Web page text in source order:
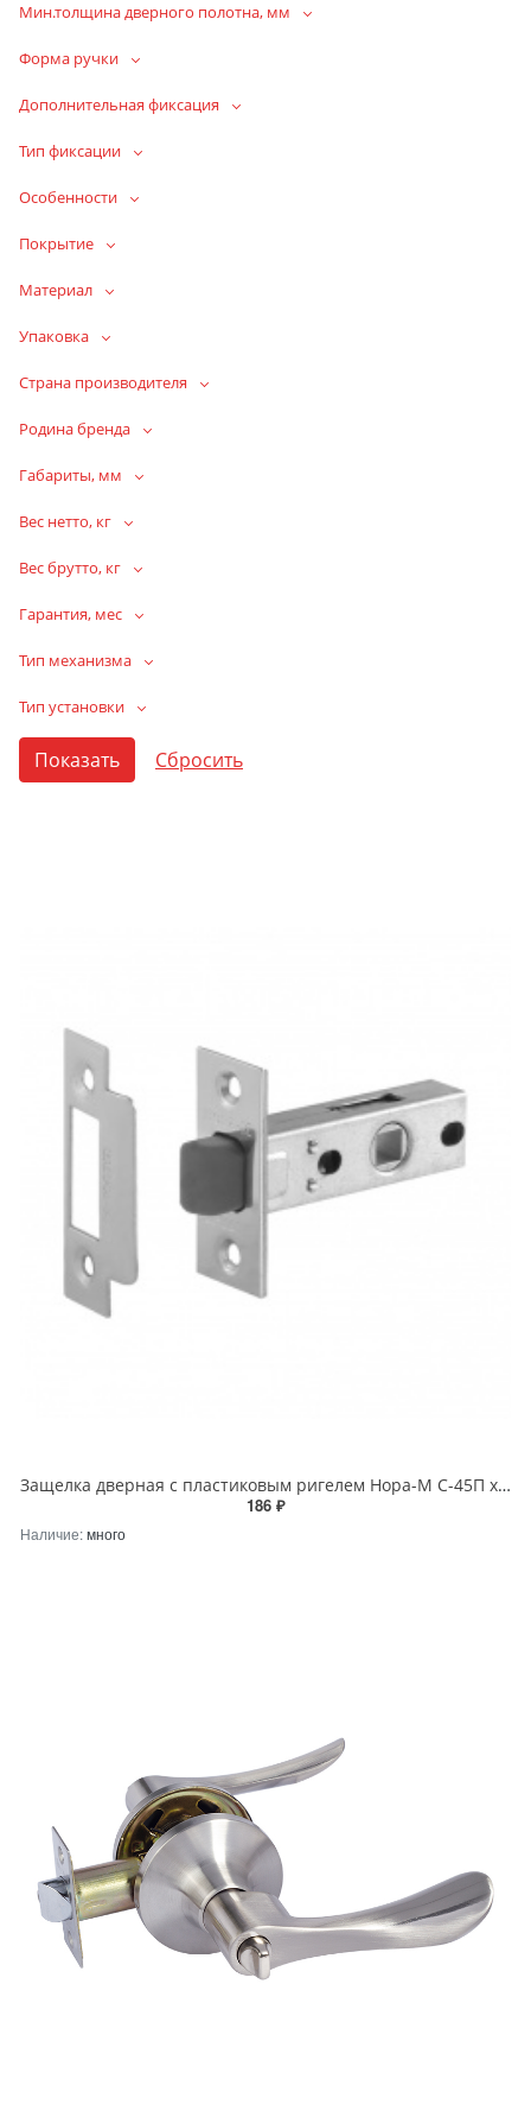
Мин.толщина дверного полотна, мм
Форма ручки
Дополнительная фиксация
Тип фиксации
Особенности
Покрытие
Материал
Упаковка
Страна производителя
Родина бренда
Габариты, мм
Вес нетто, кг
Вес брутто, кг
Гарантия, мес
Тип механизма
Тип установки
Защелка дверная с пластиковым ригелем Нора-М С-45П хром
186 ₽
Наличие:много